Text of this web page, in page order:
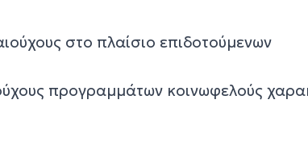
στο πλαίσιο επιδοτούμενων
προγραμμάτων κοινωφελούς